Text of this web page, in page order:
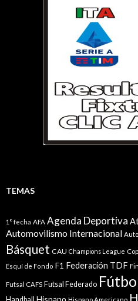
TEMAS
1° fecha AFA Agenda Deportiva
Automovilismo Internacional
Básquet CAU Champions League
Esquí de Fondo F1 Federación TDF
Futsal CAFS Futsal Federado
Hispano